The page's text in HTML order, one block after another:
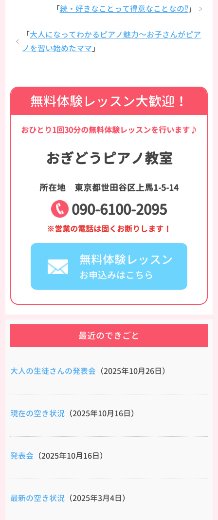
「続・好きなことって得意なことなの⁉」
「大人になってわかるピアノ魅力～お子さんがピア
ノを習い始めたママ 」
無料体験レッスン大歓迎！
おひとり1回30分の無料体験レッスンを行います♪
おぎどうピアノ教室
所在地 東京都世田谷区上馬1-5-14
090-6100-2095
※営業の電話は固くお断りします！
無料体験レッスン
お申込みはこちら
最近のできごと
大人の生徒さんの発表会 （2025年10月26日）
現在の空き状況 （2025年10月16日）
発表会 （2025年10月16日）
最新の空き状況 （2025年3月4日）